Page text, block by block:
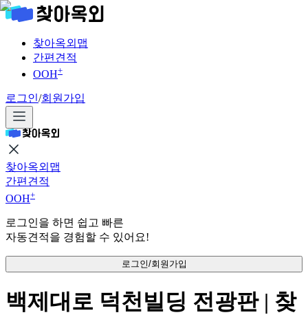
찾아옥외맵
간편견적
OOH+
로그인/회원가입
찾아옥외맵
간편견적
OOH+
로그인을 하면 쉽고 빠른
자동견적을 경험할 수 있어요!
로그인/회원가입
백제대로 덕천빌딩 전광판 | 찾